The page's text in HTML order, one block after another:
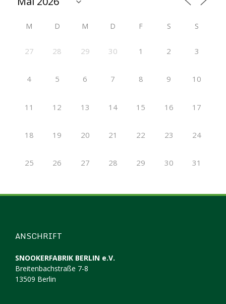
M D M D F S S
27 28 29 30 1 2 3
4 5 6 7 8 9 10
11 12 13 14 15 16 17
18 19 20 21 22 23 24
25 26 27 28 29 30 31
ANSCHRIFT
SNOOKERFABRIK BERLIN e.V.
Breitenbachstraße 7-8
13509 Berlin